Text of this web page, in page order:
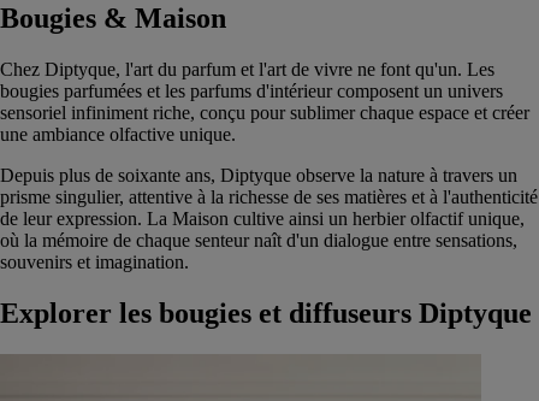
Bougies & Maison
Chez Diptyque, l'art du parfum et l'art de vivre ne font qu'un. Les
bougies parfumées et les parfums d'intérieur composent un univers
sensoriel infiniment riche, conçu pour sublimer chaque espace et créer
une ambiance olfactive unique.
Depuis plus de soixante ans, Diptyque observe la nature à travers un
prisme singulier, attentive à la richesse de ses matières et à l'authenticité
de leur expression. La Maison cultive ainsi un herbier olfactif unique,
où la mémoire de chaque senteur naît d'un dialogue entre sensations,
souvenirs et imagination.
Explorer les bougies et diffuseurs Diptyque